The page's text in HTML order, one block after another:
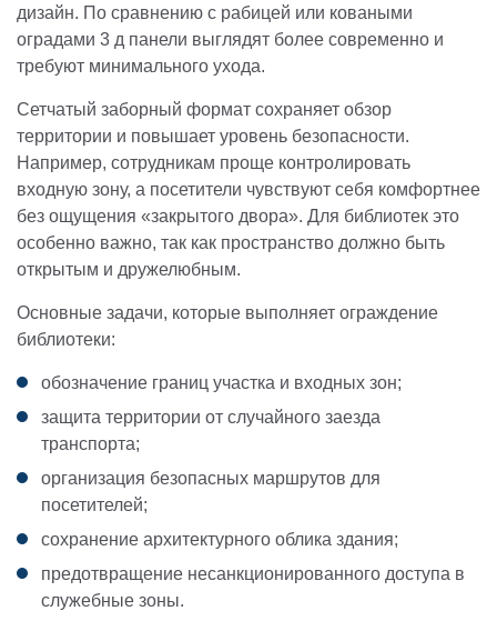
дизайн. По сравнению с рабицей или коваными
оградами 3 д панели выглядят более современно и
требуют минимального ухода.
Сетчатый заборный формат сохраняет обзор
территории и повышает уровень безопасности.
Например, сотрудникам проще контролировать
входную зону, а посетители чувствуют себя комфортнее
без ощущения «закрытого двора». Для библиотек это
особенно важно, так как пространство должно быть
открытым и дружелюбным.
Основные задачи, которые выполняет ограждение
библиотеки:
обозначение границ участка и входных зон;
защита территории от случайного заезда
транспорта;
организация безопасных маршрутов для
посетителей;
сохранение архитектурного облика здания;
предотвращение несанкционированного доступа в
служебные зоны.